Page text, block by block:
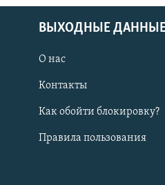
ВЫХОДНЫЕ
О нас
Контакты
Как обойти блокировку?
Правила пользования